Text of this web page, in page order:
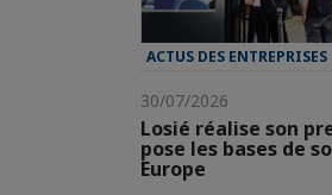
ACTUS DES ENTREPRISES
30/07/2026
Losié réalise son
pose les bases de
Europe